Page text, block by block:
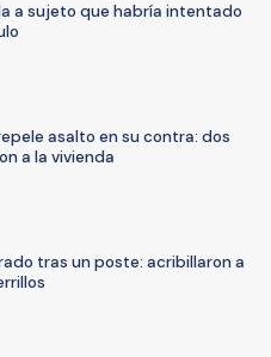
a sujeto que habría intentado
asalto en su contra: dos
a la vivienda
tras un poste: acribillaron a